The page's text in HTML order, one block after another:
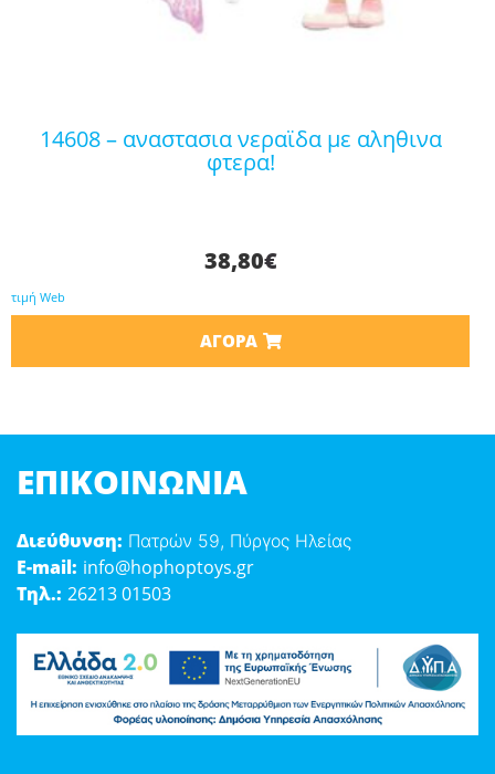
14608 – αναστασια νεραϊδα με αληθινα
φτερα!
38,80€
τιμή Web
ΑΓΟΡΆ
ΕΠΙΚΟΙΝΩΝΊΑ
Διεύθυνση: Πατρών 59, Πύργος Ηλείας
E-mail: info@hophoptoys.gr
Τηλ.: 26213 01503